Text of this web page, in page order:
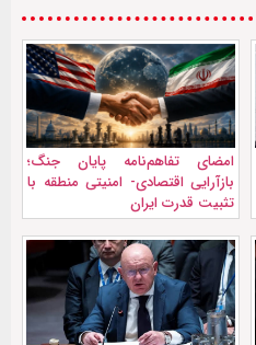
امضای تفاهم‌نامه پایان جنگ؛
بازآرایی اقتصادی- امنیتی منطقه با
تثبیت قدرت ایران